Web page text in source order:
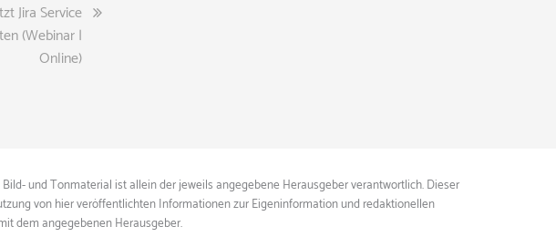
Jira Service
(Webinar |
Online)
und Tonmaterial ist allein der jeweils angegebene Herausgeber verantwortlich. Dieser
von hier veröffentlichten Informationen zur Eigeninformation und redaktionellen
dem angegebenen Herausgeber.